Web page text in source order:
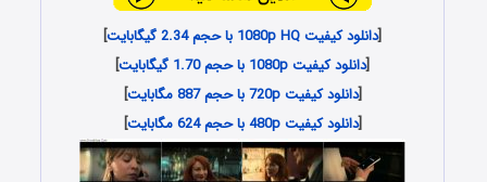
[دانلود کیفیت 1080p HQ با حجم 2.34 گیگابایت
]
[دانلود کیفیت 1080p با حجم 1.70 گیگابایت
]
[دانلود کیفیت 720p با حجم 887 مگابایت
]
[دانلود کیفیت 480p با حجم 624 مگابایت ]